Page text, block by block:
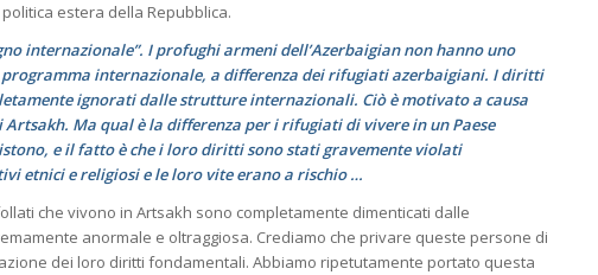
estera della Repubblica.
internazionale”. I profughi armeni dell’Azerbaigian non hanno uno
internazionale, a differenza dei rifugiati azerbaigiani. I diritti
ignorati dalle strutture internazionali. Ciò è motivato a causa
Ma qual è la differenza per i rifugiati di vivere in un Paese
e il fatto è che i loro diritti sono stati gravemente violati
etnici e religiosi e le loro vite erano a rischio …
che vivono in Artsakh sono completamente dimenticati dalle
anormale e oltraggiosa. Crediamo che privare queste persone di
dei loro diritti fondamentali. Abbiamo ripetutamente portato questa